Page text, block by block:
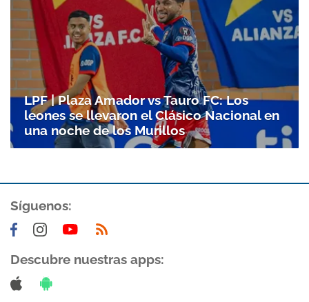
LPF | Plaza Amador vs Tauro FC: Los
leones se llevaron el Clásico Nacional en
una noche de los Murillos
Síguenos:
Descubre nuestras apps: